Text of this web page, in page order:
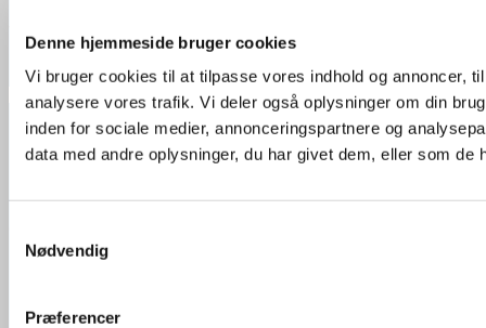
Denne hjemmeside bruger cookies
Vi bruger cookies til at tilpasse vores indhold og annoncer,
analysere vores trafik. Vi deler også oplysninger om din
inden for sociale medier, annonceringspartnere og
data med andre oplysninger, du har givet dem, eller som de
Nødvendig
Præferencer
han besluttede tidligt at importere strips fra udlandet.
Handelsbetingelser
Cookie- og privatlivspolitik
Om plakatstrips.dk